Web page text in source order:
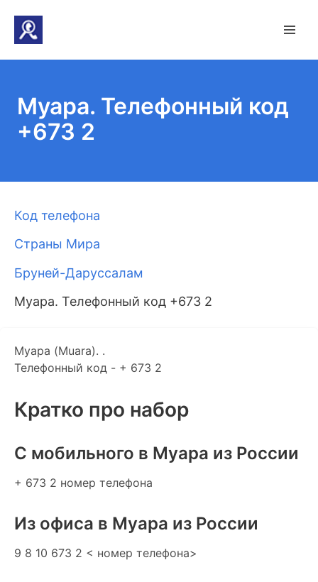
Муара. Телефонный код
+673 2
Код телефона
Страны Мира
Бруней-Даруссалам
Муара. Телефонный код +673 2
Муара (Muara). .
Телефонный код - + 673 2
Кратко про набор
C мобильного в Муара из России
+ 673 2 номер телефона
Из офиса в Муара из России
9 8 10 673 2 < номер телефона>